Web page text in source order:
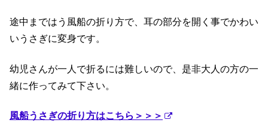
途中まではう風船の折り方で、耳の部分を開く事でかわい
いうさぎに変身です。
幼児さんが一人で折るには難しいので、是非大人の方の一
緒に作ってみて下さい。
風船うさぎの折り方はこちら＞＞＞